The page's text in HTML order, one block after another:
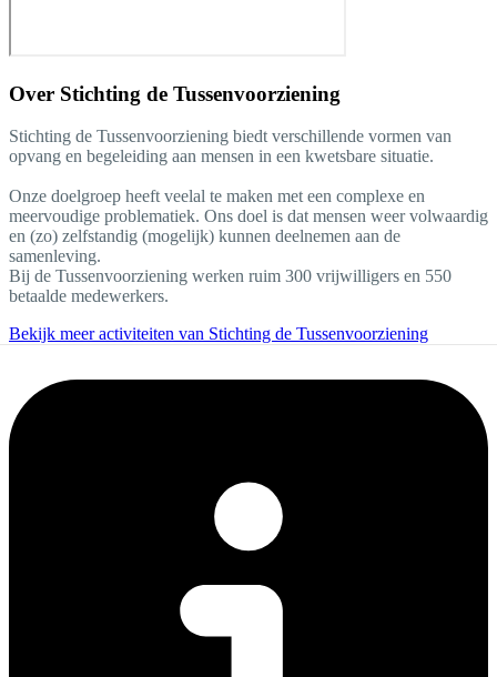
Over Stichting de Tussenvoorziening
Stichting de Tussenvoorziening biedt verschillende vormen van
opvang en begeleiding aan mensen in een kwetsbare situatie.
Onze doelgroep heeft veelal te maken met een complexe en
meervoudige problematiek. Ons doel is dat mensen weer volwaardig
en (zo) zelfstandig (mogelijk) kunnen deelnemen aan de
samenleving.
Bij de Tussenvoorziening werken ruim 300 vrijwilligers en 550
betaalde medewerkers.
Bekijk meer activiteiten van Stichting de Tussenvoorziening